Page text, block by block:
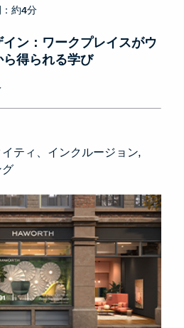
約4分
ン：ワークプレイスがウ
得られる学び
ティ、インクルージョン